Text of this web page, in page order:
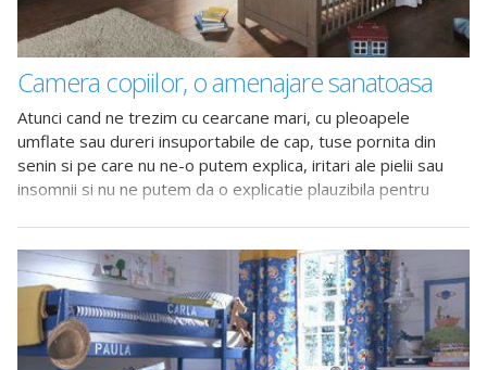
Camera copiilor, o amenajare sanatoasa
Atunci cand ne trezim cu cearcane mari, cu pleoapele
umflate sau dureri insuportabile de cap, tuse pornita din
senin si pe care nu ne-o putem explica, iritari ale pielii sau
insomnii si nu ne putem da o explicatie plauzibila pentru